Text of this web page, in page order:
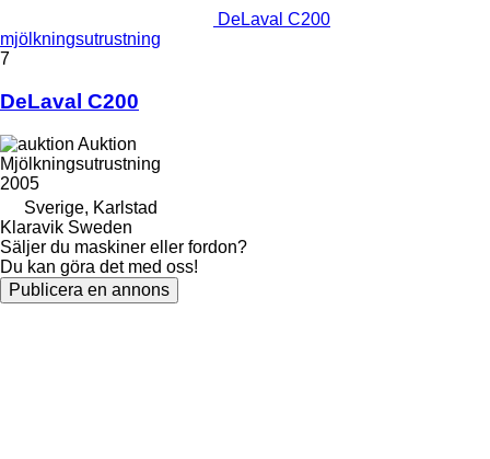
DeLaval C200
mjölkningsutrustning
7
DeLaval C200
Auktion
Mjölkningsutrustning
2005
Sverige, Karlstad
Klaravik Sweden
Säljer du maskiner eller fordon?
Du kan göra det med oss!
Publicera en annons